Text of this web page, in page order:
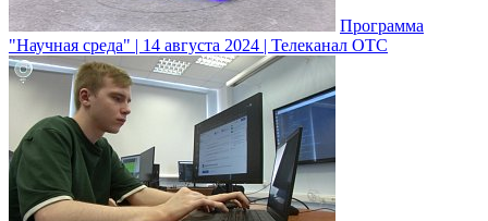
Программа
"Научная среда" | 14 августа 2024 | Телеканал ОТС